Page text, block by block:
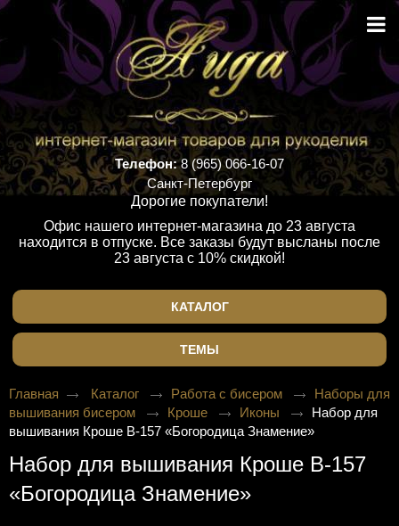
Телефон:8 (965) 066-16-07
Санкт-Петербург
Дорогие покупатели!
Офис нашего интернет-магазина до 23 августа
находится в отпуске. Все заказы будут высланы после
23 августа с 10% скидкой!
КАТАЛОГ
ТЕМЫ
Главная Каталог Работа с бисером
Наборы для
вышивания бисером
Кроше Иконы
Набор для
вышивания Кроше В-157 «Богородица Знамение»
Набор для вышивания Кроше В-157
«Богородица Знамение»